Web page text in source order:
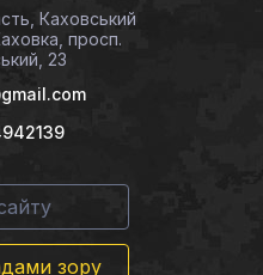
Каховський
просп.
23
зору